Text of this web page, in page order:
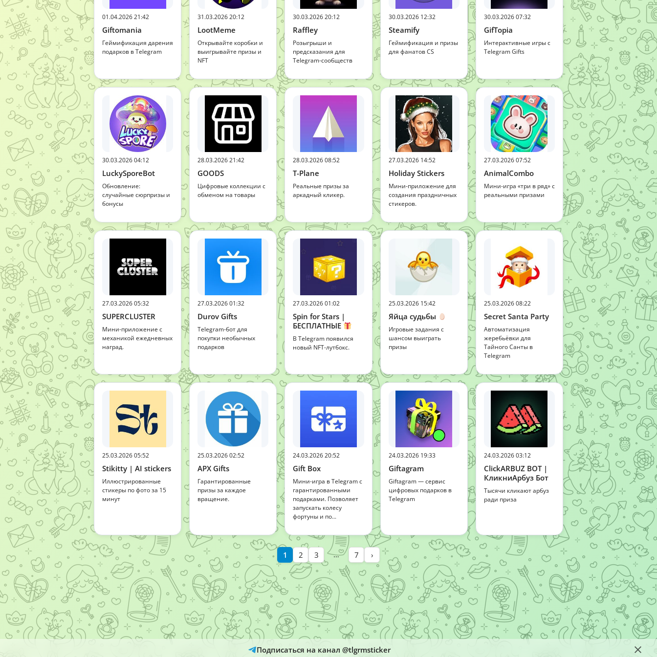
01.04.2026 21:42
Giftomania
Геймификация дарения
подарков в Telegram
31.03.2026 20:12
LootMeme
Открывайте коробки и
выигрывайте призы и
NFT
30.03.2026 20:12
Raffley
Розыгрыши и
предсказания для
Telegram-сообществ
30.03.2026 12:32
Steamify
Геймификация и призы
для фанатов CS
30.03.2026 07:32
GifTopia
Интерактивные игры с
Telegram Gifts
30.03.2026 04:12
LuckySporeBot
Обновление:
случайные сюрпризы и
бонусы
28.03.2026 21:42
GOODS
Цифровые коллекции с
обменом на товары
28.03.2026 08:52
T-Plane
Реальные призы за
аркадный кликер.
27.03.2026 14:52
Holiday Stickers
Мини-приложение для
создания праздничных
стикеров.
27.03.2026 07:52
AnimalCombo
Мини-игра «три в ряд» с
реальными призами
27.03.2026 05:32
SUPERCLUSTER
Мини-приложение с
механикой ежедневных
наград.
27.03.2026 01:32
Durov Gifts
Telegram-бот для
покупки необычных
подарков
27.03.2026 01:02
Spin for Stars |
БЕСПЛАТНЫЕ
В Telegram появился
новый NFT-лутбокс.
25.03.2026 15:42
Яйца судьбы
Игровые задания с
шансом выиграть
призы
25.03.2026 08:22
Secret Santa Party
Автоматизация
жеребьёвки для
Тайного Санты в
Telegram
25.03.2026 05:52
Stikitty | AI stickers
Иллюстрированные
стикеры по фото за 15
минут
25.03.2026 02:52
APX Gifts
Гарантированные
призы за каждое
вращение.
24.03.2026 20:52
Gift Box
Мини-игра в Telegram с
гарантированными
подарками. Позволяет
запускать колесу
фортуны и по...
24.03.2026 19:33
Giftagram
Giftagram — сервис
цифровых подарков в
Telegram
24.03.2026 03:12
ClickARBUZ BOT |
КликниАрбуз Бот
Тысячи кликают арбуз
ради приза
1 2 3 … 7 ›
Подписаться на канал @tlgrmsticker